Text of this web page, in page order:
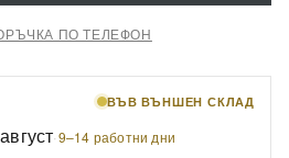
ПО ТЕЛЕФОН
ВЪВ ВЪНШЕН СКЛАД
·9–14 работни дни